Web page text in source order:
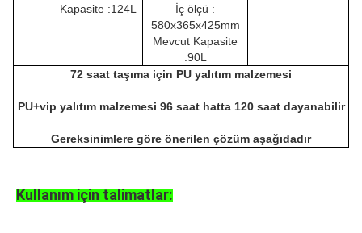
Kapasite :124L
İç ölçü :
580x365x425mm
Mevcut Kapasite
:90L
72 saat taşıma için PU yalıtım malzemesi
PU+vip yalıtım malzemesi 96 saat hatta 120 saat dayanabilir
Gereksinimlere göre önerilen çözüm aşağıdadır
Kullanım için talimatlar: